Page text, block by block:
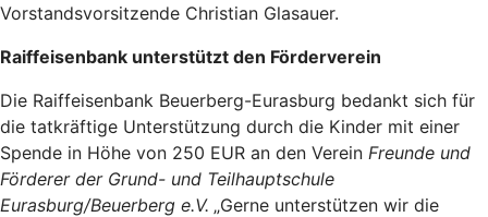
Vorstandsvorsitzende Christian Glasauer.
Raiffeisenbank unterstützt den Förderverein
Die Raiffeisenbank Beuerberg-Eurasburg bedankt sich für
die tatkräftige Unterstützung durch die Kinder mit einer
Spende in Höhe von 250 EUR an den Verein Freunde und
Förderer der Grund- und Teilhauptschule
Eurasburg/Beuerberg e.V. „Gerne unterstützen wir die